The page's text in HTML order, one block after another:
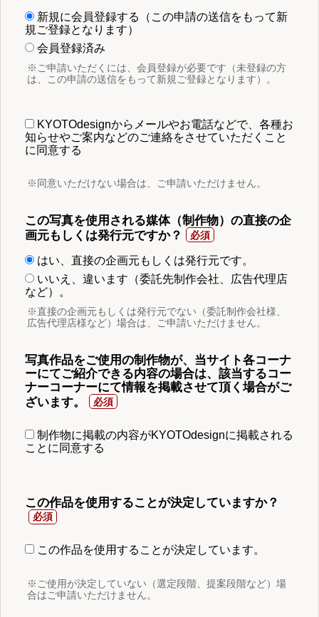
新規に会員登録する（この申請の送信をもって新
規ご登録となります）
会員登録済み
※ご申請いただくには、会員登録が必要です（未登録の方
は、この申請の送信をもって新規ご登録となります）。
KYOTOdesignからメールやお電話などで、各種お
知らせやご案内などのご連絡をさせていただくこと
に同意する
※同意いただけない場合は、ご申請いただけません。
この写真を使用される媒体（制作物）の直接の企
画元もしくは発行元ですか？
はい、直接の企画元もしくは発行元です。
いいえ、違います（委託先制作会社、広告代理店
など）。
※直接の企画元もしくは発行元でない（委託制作会社様、
広告代理店様など）場合は、ご申請いただけません。
写真作品をご使用の制作物が、当サイト各コーナ
ーにてご紹介できる内容の場合は、該当するコー
ナーコーナーにて情報を掲載させて頂く場合がご
ざいます。
制作物に掲載の内容がKYOTOdesignに掲載される
ことに同意する
この作品を使用することが決定していますか？
この作品を使用することが決定しています。
※ご使用が決定していない（選定段階、提案段階など）場
合はご申請いただけません。